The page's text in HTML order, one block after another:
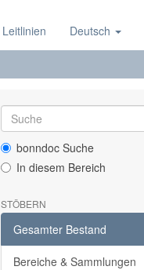
Leitlinien Deutsch
bonndoc Suche
In diesem Bereich
STÖBERN
Gesamter Bestand
Bereiche & Sammlungen